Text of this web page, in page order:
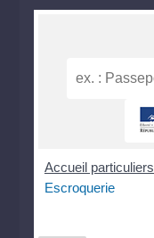
Accueil particuliers
Escroquerie